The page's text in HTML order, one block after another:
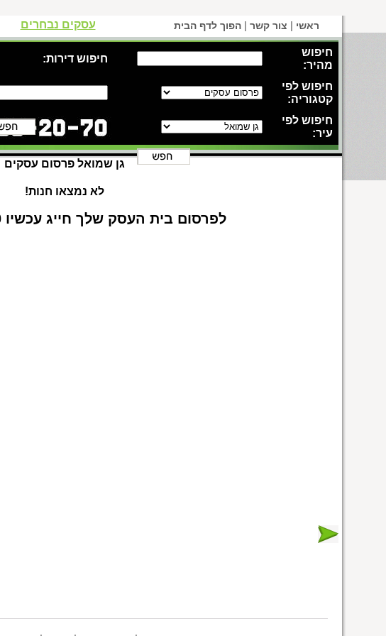
ראשי | צור קשר | הפוך לדף הבית עסקים נבחרים
חיפוש
מהיר:
חיפוש דירות:
חיפוש לפי
קטגוריה:
חיפוש לפי
עיר:
גן שמואל פרסום עסקים
לא נמצאו חנות!
לפרסום בית העסק שלך חייג עכשיו 1-700-55-20-70